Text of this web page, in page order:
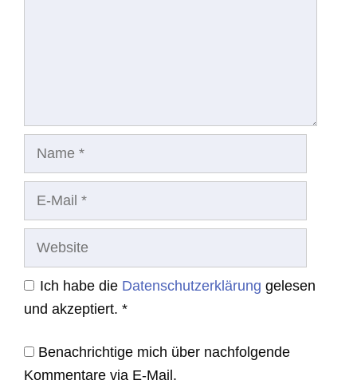
Ich habe die Datenschutzerklärung gelesen
und akzeptiert. *
Benachrichtige mich über nachfolgende
Kommentare via E-Mail.